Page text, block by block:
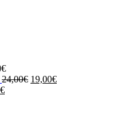
€
24,00€ 19,00€
€